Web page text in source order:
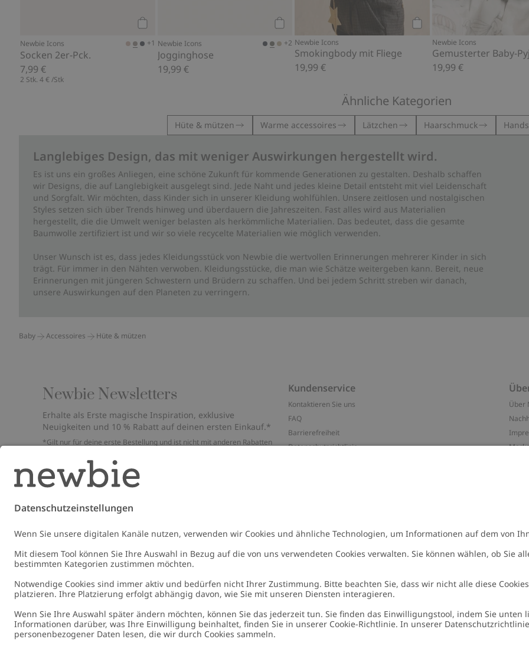
Newbie Icons +1
Socken 2er-Pck.
7,99 €
2 Stk. 4 € /Stk
Kaufen
Newbie Icons +2
Jogginghose
19,99 €
Newbie Icons
Smokingbody mit Fliege
19,99 €
Newbie Icons
Gemusterter Baby-
19,99 €
Ähnliche Kategorien
Hüte & mützen Warme accessoires Lätzchen Haarschmuck
Langlebiges Design, das mit weniger Auswirkungen hergestellt wird.
Es ist uns ein großes Anliegen, eine schöne Zukunft für kommende Generationen zu gestalten. Deshalb schaffen
wir Designs, die auf Langlebigkeit ausgelegt sind. Jede Naht und jedes kleine Detail entsteht mit viel Leidenschaft
und Sorgfalt. Wir möchten, dass Kinder sich in unserer Kleidung wohlfühlen. Unsere zeitlosen und nostalgischen
Styles setzen sich über Trends hinweg und überdauern die Jahreszeiten. Fast alles wird aus Materialien
hergestellt, die die Umwelt weniger belasten als herkömmliche Materialien. Das bedeutet, dass die gesamte
Baumwolle zertifiziert ist und wir so viele recycelte Materialien wie möglich verwenden.
Unser Wunsch ist es, dass jedes Kleidungsstück von Newbie die wertvollen Erinnerungen mehrerer Kinder in sich
trägt. Für immer in den Nähten verwoben. Kleidungsstücke, die man wie Schätze weitergeben kann. Bereit, neue
Erinnerungen mit jüngeren Schwestern und Brüdern zu schaffen. Und bei jedem Schritt streben wir danach,
unsere Auswirkungen auf den Planeten zu verringern.
Baby Accessoires Hüte & mützen
Newbie Newsletters
Erhalte als Erste magische Inspiration, exklusive
Neuigkeiten und 10 % Rabatt auf deinen ersten Einkauf.*
*Gilt nur für deine erste Bestellung und ist nicht mit anderen Rabatten
überprüfe deinen Spam-Ordner. Lies unsere
FAQ & Cookie-Richtlinie
E-Mail
Kundenservice
Kontaktieren Sie uns
FAQ
Barrierefreiheit
Datenschutzrichtlinie
Über
Cookies